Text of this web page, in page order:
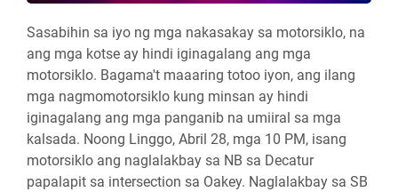
Sasabihin sa iyo ng mga nakasakay sa motorsiklo, na
ang mga kotse ay hindi iginagalang ang mga
motorsiklo. Bagama't maaaring totoo iyon, ang ilang
mga nagmomotorsiklo kung minsan ay hindi
iginagalang ang mga panganib na umiiral sa mga
kalsada. Noong Linggo, Abril 28, mga 10 PM, isang
motorsiklo ang naglalakbay sa NB sa Decatur
papalapit sa intersection sa Oakey. Naglalakbay sa SB